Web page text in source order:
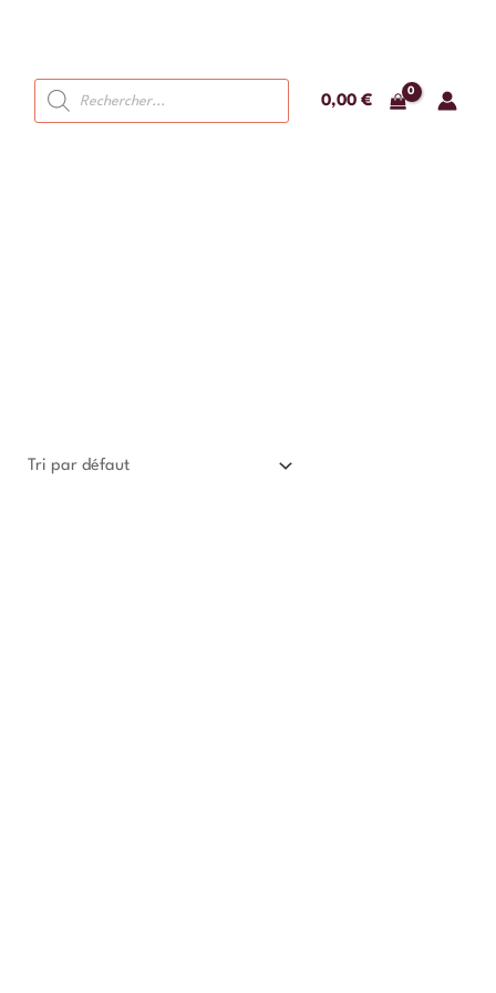
Recherche
de
produits
0,00 €